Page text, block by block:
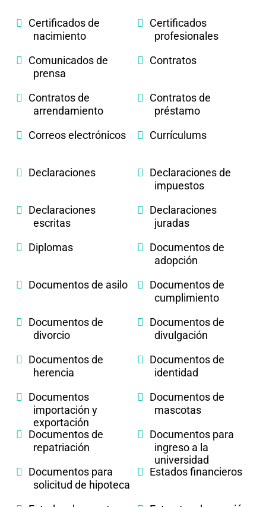
Certificados de
nacimiento
Certificados
profesionales
Comunicados de
prensa
Contratos
Contratos de
arrendamiento
Contratos de
préstamo
Correos electrónicos
Currículums
Declaraciones
Declaraciones de
impuestos
Declaraciones
escritas
Declaraciones
juradas
Diplomas
Documentos de
adopción
Documentos de asilo
Documentos de
cumplimiento
Documentos de
divorcio
Documentos de
divulgación
Documentos de
herencia
Documentos de
identidad
Documentos
importación y
exportación
Documentos de
mascotas
Documentos de
repatriación
Documentos para
ingreso a la
universidad
Documentos para
solicitud de hipoteca
Estados financieros